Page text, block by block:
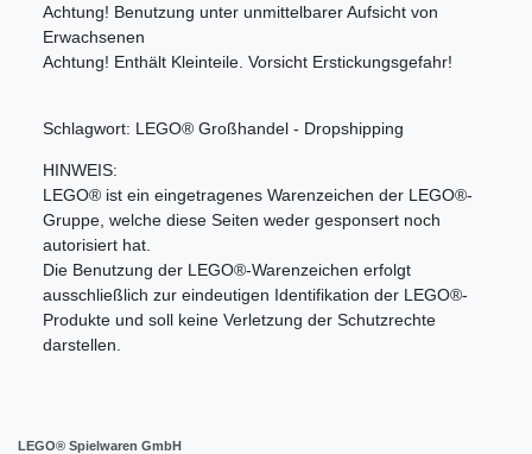
Achtung! Benutzung unter unmittelbarer Aufsicht von
Erwachsenen
Achtung! Enthält Kleinteile. Vorsicht Erstickungsgefahr!
Schlagwort: LEGO® Großhandel - Dropshipping
HINWEIS:
LEGO® ist ein eingetragenes Warenzeichen der LEGO®-
Gruppe, welche diese Seiten weder gesponsert noch
autorisiert hat.
Die Benutzung der LEGO®-Warenzeichen erfolgt
ausschließlich zur eindeutigen Identifikation der LEGO®-
Produkte und soll keine Verletzung der Schutzrechte
darstellen.
LEGO® Spielwaren GmbH